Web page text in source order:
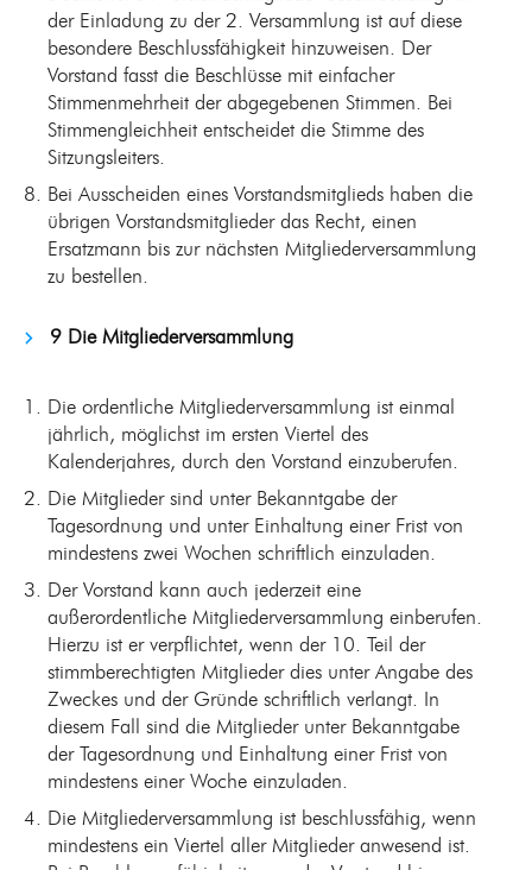
der Einladung zu der 2. Versammlung ist auf diese
besondere Beschlussfähigkeit hinzuweisen. Der
Vorstand fasst die Beschlüsse mit einfacher
Stimmenmehrheit der abgegebenen Stimmen. Bei
Stimmengleichheit entscheidet die Stimme des
Sitzungsleiters.
Bei Ausscheiden eines Vorstandsmitglieds haben die
übrigen Vorstandsmitglieder das Recht, einen
Ersatzmann bis zur nächsten Mitgliederversammlung
zu bestellen.
9 Die Mitgliederversammlung
Die ordentliche Mitgliederversammlung ist einmal
jährlich, möglichst im ersten Viertel des
Kalenderjahres, durch den Vorstand einzuberufen.
Die Mitglieder sind unter Bekanntgabe der
Tagesordnung und unter Einhaltung einer Frist von
mindestens zwei Wochen schriftlich einzuladen.
Der Vorstand kann auch jederzeit eine
außerordentliche Mitgliederversammlung einberufen.
Hierzu ist er verpflichtet, wenn der 10. Teil der
stimmberechtigten Mitglieder dies unter Angabe des
Zweckes und der Gründe schriftlich verlangt. In
diesem Fall sind die Mitglieder unter Bekanntgabe
der Tagesordnung und Einhaltung einer Frist von
mindestens einer Woche einzuladen.
Die Mitgliederversammlung ist beschlussfähig, wenn
mindestens ein Viertel aller Mitglieder anwesend ist.